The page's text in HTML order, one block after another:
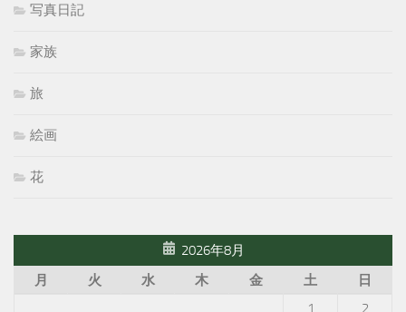
写真日記
家族
旅
絵画
花
2026年8月
月
火 水 木 金 土
日
1
2